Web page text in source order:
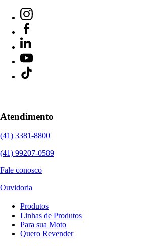
Atendimento
(41) 3381-8800
(41) 99207-0589
Fale conosco
Ouvidoria
Produtos
Linhas de Produtos
Para sua Moto
Quero Revender